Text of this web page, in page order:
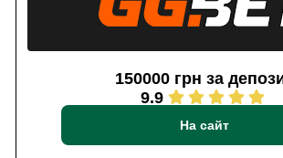
150000 грн за
9.9
На сайт